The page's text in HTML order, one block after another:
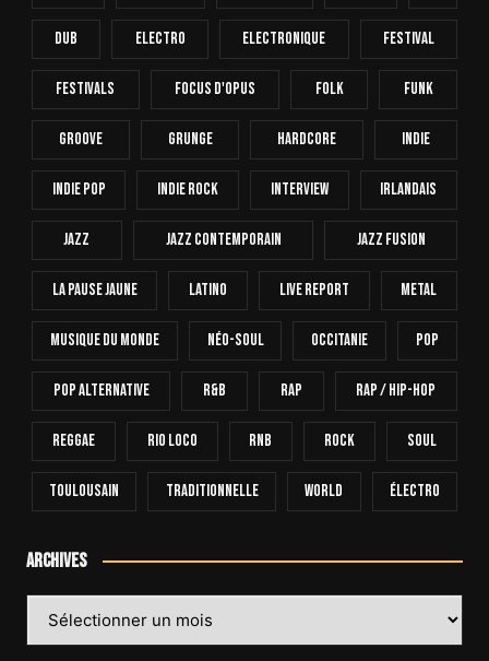
Dub Electro Electronique FESTIVAL
Festivals Focus D'Opus Folk Funk
Groove Grunge Hardcore INDIE
Indie Pop Indie Rock Interview Irlandais
Jazz Jazz Contemporain Jazz Fusion
La Pause Jaune Latino Live Report Metal
Musique Du Monde Néo-Soul Occitanie Pop
Pop Alternative R&B Rap Rap / Hip-Hop
Reggae Rio Loco RnB Rock Soul
Toulousain Traditionnelle World Électro
Archives